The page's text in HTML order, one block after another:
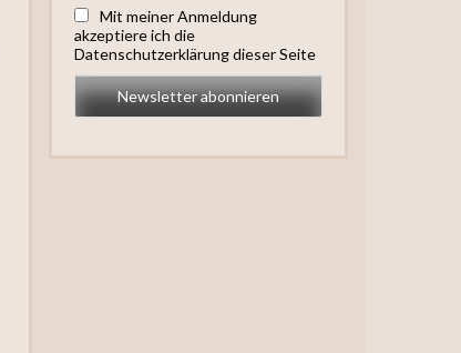
Mit meiner Anmeldung
akzeptiere ich die
Datenschutzerklärung dieser Seite